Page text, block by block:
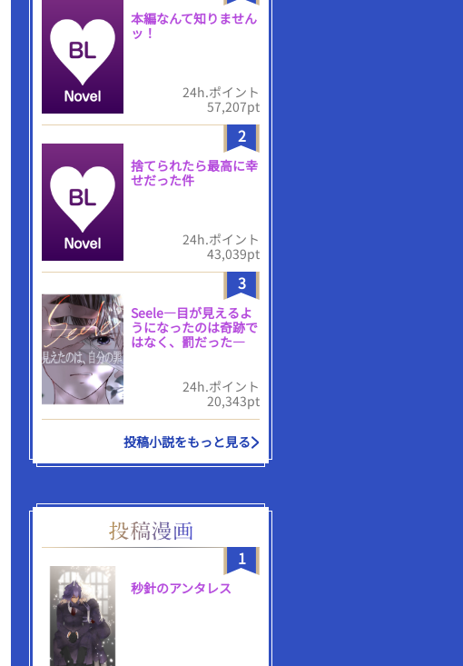
本編なんて知りません
ッ！
24h.ポイント
57,207pt
2
捨てられたら最高に幸
せだった件
24h.ポイント
43,039pt
3
Seele―目が見えるよ
うになったのは奇跡で
はなく、罰だった―
24h.ポイント
20,343pt
投稿小説をもっと見る
1
秒針のアンタレス